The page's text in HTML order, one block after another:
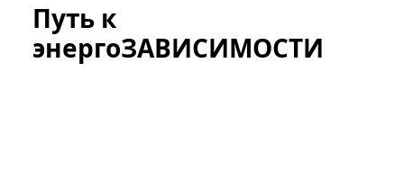
Путь к
энергоЗАВИСИМОСТИ